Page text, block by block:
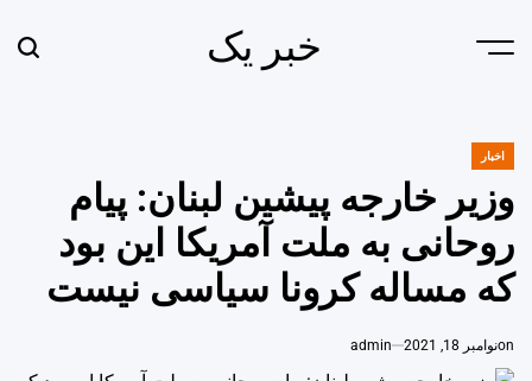
Menu خبر یک
POSTED
اخبار
وزیر خارجه پیشین لبنان: پیام
روحانی به ملت آمریکا این بود
که مساله کرونا سیاسی نیست
onنوامبر 18, 2021 admin